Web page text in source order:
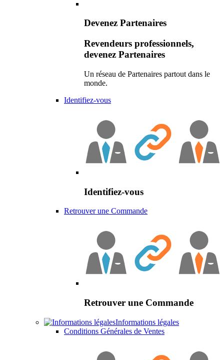
Devenez Partenaires
Revendeurs professionnels,
devenez Partenaires
Un réseau de Partenaires partout dans le
monde.
Identifiez-vous
Identifiez-vous
Retrouver une Commande
Retrouver une Commande
Informations légales
Conditions Générales de Ventes